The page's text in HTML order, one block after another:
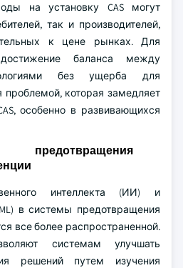
на установку CAS могут
так и производителей,
к цене рынках. Для
достижение баланса между
без ущерба для
проблемой, которая замедляет
особенно в развивающихся
интеллекта (ИИ) и
в системы предотвращения
все более распространенной.
системам улучшать
решений путем изучения